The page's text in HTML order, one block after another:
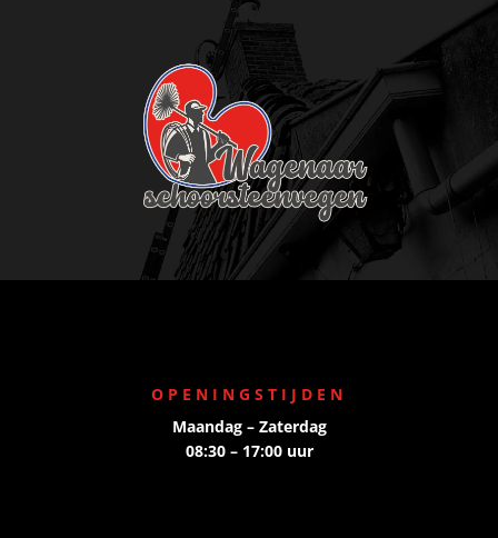
OPENINGSTIJDEN
Maandag – Zaterdag
08:30 – 17:00 uur